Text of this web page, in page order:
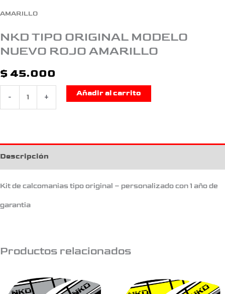
AMARILLO
NKD TIPO ORIGINAL MODELO
NUEVO ROJO AMARILLO
$ 45.000
- +
Añadir al carrito
Descripción
Kit de calcomanias tipo original – personalizado con 1 año de
garantia
Productos relacionados